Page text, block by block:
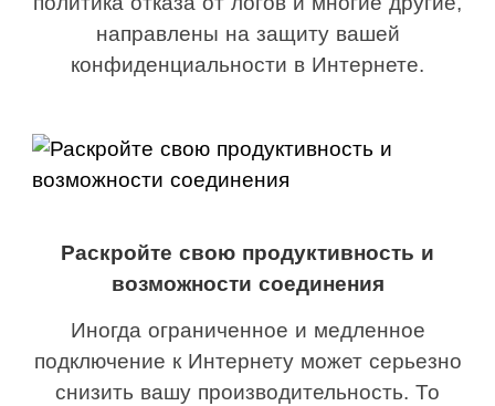
направлены на защиту вашей
конфиденциальности в Интернете.
Раскройте свою продуктивность и
возможности соединения
Иногда ограниченное и медленное
подключение к Интернету может серьезно
снизить вашу производительность. То